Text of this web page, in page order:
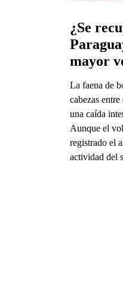
¿Se
La faena de
cabezas
una caída
Aunque el
registrado el
actividad del